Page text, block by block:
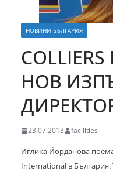
НОВИНИ БЪЛГАРИЯ
НОВ
23.07.2013 facilities
Иглика Йорданова
International в България.